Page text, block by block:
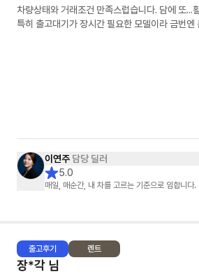
차량상태와 거래조건 만족스럽습니다. 담에 또...
특히 출고대기가 장시간 필요한 모델이라 금번엔
이연주 담당 딜러
5.0
매일, 매순간, 내 차를 고르는 기준으로 임합니다.
출고후기 렌트
장*각 님